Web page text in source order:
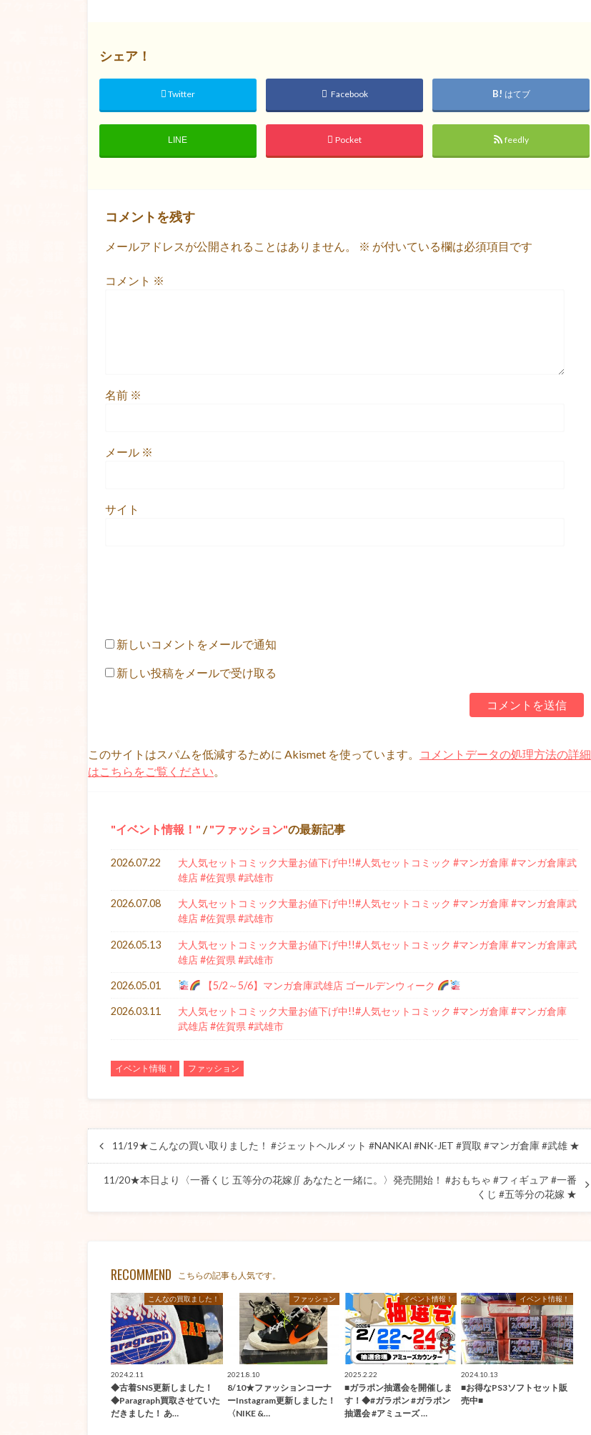
シェア！
Twitter Facebook はてブ
LINE Pocket feedly
コメントを残す
メールアドレスが公開されることはありません。 ※ が付いている欄は必須項目です
コメント ※
名前 ※
メール ※
サイト
新しいコメントをメールで通知
新しい投稿をメールで受け取る
このサイトはスパムを低減するために Akismet を使っています。
コメントデータの処理方法の詳細
はこちらをご覧ください
イベント情報！ / ファッション の最新記事
2026.07.22
大人気セットコミック大量お値下げ中!!#人気セットコミック #マンガ倉庫 #マンガ倉庫武
雄店 #佐賀県 #武雄市
2026.07.08
大人気セットコミック大量お値下げ中!!#人気セットコミック #マンガ倉庫 #マンガ倉庫武
雄店 #佐賀県 #武雄市
2026.05.13
大人気セットコミック大量お値下げ中!!#人気セットコミック #マンガ倉庫 #マンガ倉庫武
雄店 #佐賀県 #武雄市
2026.05.01 【5/2～5/6】マンガ倉庫武雄店 ゴールデンウィーク
2026.03.11
大人気セットコミック大量お値下げ中!!#人気セットコミック #マンガ倉庫 #マンガ倉庫
武雄店 #佐賀県 #武雄市
イベント情報！ ファッション
11/19★こんなの買い取りました！ #ジェットヘルメット #NANKAI #NK-JET #買取 #マンガ倉庫 #武雄 ★
11/20★本日より〈一番くじ 五等分の花嫁∬ あなたと一緒に。〉発売開始！ #おもちゃ #フィギュア #一番
くじ #五等分の花嫁 ★
RECOMMEND こちらの記事も人気です。
こんなの買取ました！
2024.2.11
◆古着SNS更新しました！
◆Paragraph買取させていた
だきました！ あ…
ファッション
2021.8.10
8/10★ファッションコーナ
ーInstagram更新しました！
〈NIKE &…
イベント情報！
2025.2.22
■ガラポン抽選会を開催しま
す！◆#ガラポン #ガラポン
抽選会 #アミューズ …
イベント情報！
2024.10.13
■お得なPS3ソフトセット販
売中■